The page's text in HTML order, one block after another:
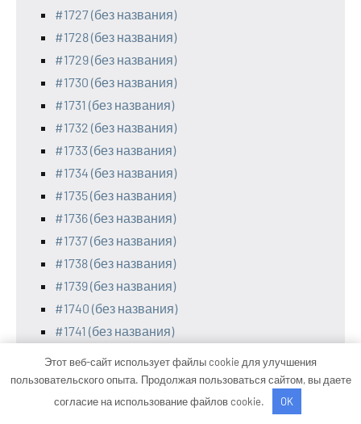
#1727 (без названия)
#1728 (без названия)
#1729 (без названия)
#1730 (без названия)
#1731 (без названия)
#1732 (без названия)
#1733 (без названия)
#1734 (без названия)
#1735 (без названия)
#1736 (без названия)
#1737 (без названия)
#1738 (без названия)
#1739 (без названия)
#1740 (без названия)
#1741 (без названия)
#1743 (без названия)
#1744 (без названия)
Этот веб-сайт использует файлы cookie для улучшения
пользовательского опыта. Продолжая пользоваться сайтом, вы даете
согласие на использование файлов cookie.
OK